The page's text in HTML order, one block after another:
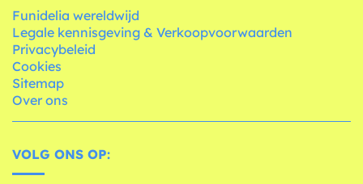
Funidelia wereldwijd
Legale kennisgeving & Verkoopvoorwaarden
Privacybeleid
Cookies
Sitemap
Over ons
VOLG ONS OP: